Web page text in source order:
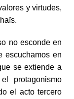
y virtudes,
no esconde en
escuchamos en
se extiende a
protagonismo
el acto tercero